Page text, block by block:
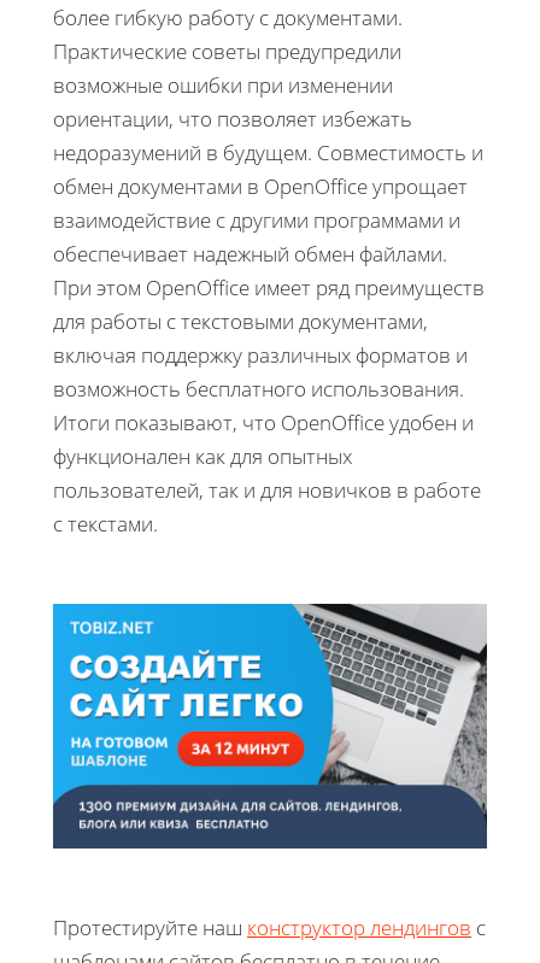
более гибкую работу с документами.
Практические советы предупредили
возможные ошибки при изменении
ориентации, что позволяет избежать
недоразумений в будущем. Совместимость и
обмен документами в OpenOffice упрощает
взаимодействие с другими программами и
обеспечивает надежный обмен файлами.
При этом OpenOffice имеет ряд преимуществ
для работы с текстовыми документами,
включая поддержку различных форматов и
возможность бесплатного использования.
Итоги показывают, что OpenOffice удобен и
функционален как для опытных
пользователей, так и для новичков в работе
с текстами.
Протестируйте наш конструктор лендингов с